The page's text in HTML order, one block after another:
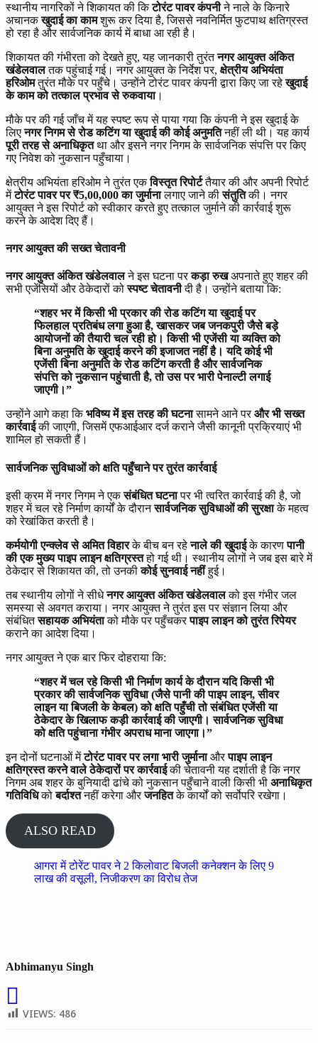
स्थानीय नागरिकों ने शिकायत की किटोरंट पावर कंपनीने नाले के किनारे
अचानकखुदाई का कामशुरू कर दिया है, जिससे नवनिर्मित फुटपाथ क्षतिग्रस्त
हो रहा है और सार्वजनिक कार्य में बाधा आ रही है।
शिकायत की गंभीरता को देखते हुए, यह जानकारी तुरंतनगर आयुक्त अंकित
खंडेलवालतक पहुंचाई गई। नगर आयुक्त के निर्देश पर, क्षेत्रीय अभियंता
हरिओमतुरंत मौके पर पहुँचे। उन्होंने टोरंट पावर कंपनी द्वारा किए जा रहेखुदाई
के काम को तत्काल प्रभाव से रुकवाया।
मौके पर की गई जाँच में यह स्पष्ट रूप से पाया गया कि कंपनी ने इस खुदाई के
लिएनगर निगम से रोड कटिंग या खुदाई की कोई अनुमतिनहीं ली थी। यह कार्य
पूरी तरह से अनाधिकृतथा और इसने नगर निगम के सार्वजनिक संपत्ति पर किए
गए निवेश को नुकसान पहुँचाया।
क्षेत्रीय अभियंता हरिओम ने तुरंत एकविस्तृत रिपोर्टतैयार की और अपनी रिपोर्ट
मेंटोरंट पावर पर ₹5,00,000 का जुर्मानालगाए जाने कीसंतुतिकी। नगर
आयुक्त ने इस रिपोर्ट को स्वीकार करते हुए तत्काल जुर्माने की कार्रवाई शुरू
करने के आदेश दिए हैं।
नगर आयुक्त की सख्त चेतावनी
नगर आयुक्त अंकित खंडेलवालने इस घटना परकड़ा रुखअपनाते हुए शहर की
सभी एजेंसियों और ठेकेदारों कोस्पष्ट चेतावनीदी है। उन्होंने बताया कि:
“शहर भर में किसी भी प्रकार की रोड कटिंग या खुदाई पर
फिलहाल प्रतिबंध लगा हुआ है, खासकर जब जनकपुरी जैसे बड़े
आयोजनों की तैयारी चल रही हो। किसी भी एजेंसी या व्यक्ति को
बिना अनुमति के खुदाई करने की इजाजत नहीं है। यदि कोई भी
एजेंसी बिना अनुमति के रोड कटिंग करती है और सार्वजनिक
संपत्ति को नुकसान पहुंचाती है, तो उस पर भारी पेनाल्टी लगाई
जाएगी।”
उन्होंने आगे कहा किभविष्य में इस तरह की घटनासामने आने परऔर भी सख्त
कार्रवाईकी जाएगी, जिसमें एफआईआर दर्ज कराने जैसी कानूनी प्रक्रियाएं भी
शामिल हो सकती हैं।
सार्वजनिक सुविधाओं को क्षति पहुँचाने पर तुरंत कार्रवाई
इसी क्रम में नगर निगम ने एकसंबंधित घटनापर भी त्वरित कार्रवाई की है, जो
शहर में चल रहे निर्माण कार्यों के दौरानसार्वजनिक सुविधाओं की सुरक्षाके महत्व
को रेखांकित करती है।
कर्मयोगी एन्क्लेव से अमित विहारके बीच बन रहेनाले की खुदाईके कारणपानी
की एक मुख्य पाइप लाइन क्षतिग्रस्तहो गई थी। स्थानीय लोगों ने जब इस बारे में
ठेकेदार से शिकायत की, तो उनकीकोई सुनवाई नहींहुई।
तब स्थानीय लोगों ने सीधेनगर आयुक्त अंकित खंडेलवालको इस गंभीर जल
समस्या से अवगत कराया। नगर आयुक्त ने तुरंत इस पर संज्ञान लिया और
संबंधितसहायक अभियंताको मौके पर पहुँचकरपाइप लाइन को तुरंत रिपेयर
कराने का आदेश दिया।
नगर आयुक्त ने एक बार फिर दोहराया कि:
“शहर में चल रहे किसी भी निर्माण कार्य के दौरान यदि किसी भी
प्रकार की सार्वजनिक सुविधा (जैसे पानी की पाइप लाइन, सीवर
लाइन या बिजली के केबल) को क्षति पहुँची तो संबंधित एजेंसी या
ठेकेदार के खिलाफ कड़ी कार्रवाई की जाएगी। सार्वजनिक सुविधा
को क्षति पहुंचाना गंभीर अपराध माना जाएगा।”
इन दोनों घटनाओं मेंटोरंट पावर पर लगा भारी जुर्मानाऔरपाइप लाइन
क्षतिग्रस्त करने वाले ठेकेदारों पर कार्रवाईकी चेतावनी यह दर्शाती है कि नगर
निगम अब शहर के बुनियादी ढांचे को नुकसान पहुँचाने वाली किसी भी अनाधिकृत
गतिविधिकोबर्दाश्तनहीं करेगा औरजनहितके कार्यों को सर्वोपरि रखेगा।
ALSO READ
आगरा में टोरेंट पावर ने 2 किलोवाट बिजली कनेक्शन के लिए 9
लाख की वसूली, निजीकरण का विरोध तेज
Abhimanyu Singh
VIEWS: 486